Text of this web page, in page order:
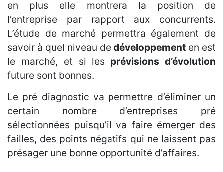
en plus elle montrera la position de
l’entreprise par rapport aux concurrents.
L’étude de marché permettra également de
savoir à quel niveau de développement en est
le marché, et si les prévisions d’évolution
future sont bonnes.
Le pré diagnostic va permettre d’éliminer un
certain nombre d’entreprises pré
sélectionnées puisqu’il va faire émerger des
failles, des points négatifs qui ne laissent pas
présager une bonne opportunité d’affaires.